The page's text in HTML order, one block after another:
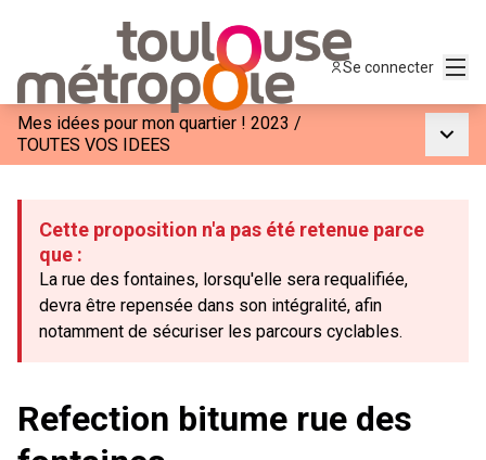
Se connecter
Mes idées pour mon quartier ! 2023 /
TOUTES VOS IDEES
Cette proposition n'a pas été retenue parce
que :
La rue des fontaines, lorsqu'elle sera requalifiée,
devra être repensée dans son intégralité, afin
notamment de sécuriser les parcours cyclables.
Refection bitume rue des